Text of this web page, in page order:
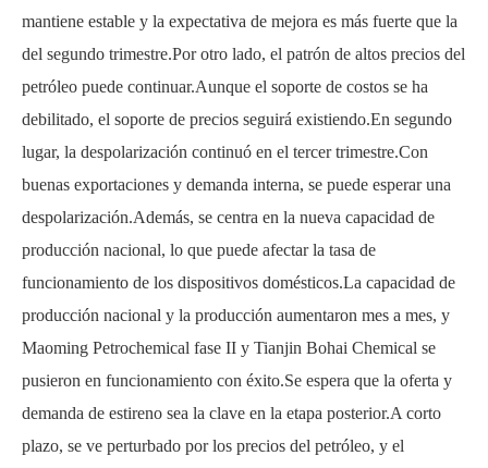
mantiene estable y la expectativa de mejora es más fuerte que la
del segundo trimestre.Por otro lado, el patrón de altos precios del
petróleo puede continuar.Aunque el soporte de costos se ha
debilitado, el soporte de precios seguirá existiendo.En segundo
lugar, la despolarización continuó en el tercer trimestre.Con
buenas exportaciones y demanda interna, se puede esperar una
despolarización.Además, se centra en la nueva capacidad de
producción nacional, lo que puede afectar la tasa de
funcionamiento de los dispositivos domésticos.La capacidad de
producción nacional y la producción aumentaron mes a mes, y
Maoming Petrochemical fase II y Tianjin Bohai Chemical se
pusieron en funcionamiento con éxito.Se espera que la oferta y
demanda de estireno sea la clave en la etapa posterior.A corto
plazo, se ve perturbado por los precios del petróleo, y el